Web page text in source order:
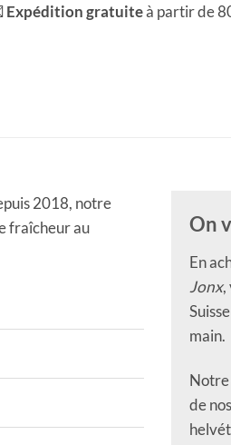
Expédition gratuiteà partir de
2018, notre
fraîcheur au
On
En
Jonx,
main.
Notre
de nos